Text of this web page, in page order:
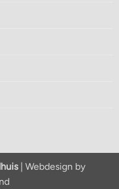
| Webdesign by